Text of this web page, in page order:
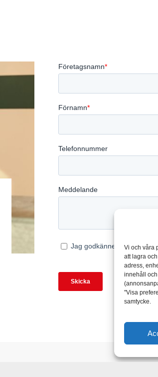
Vi och våra
att lagra
adress,
innehåll
"Visa
samtycke.